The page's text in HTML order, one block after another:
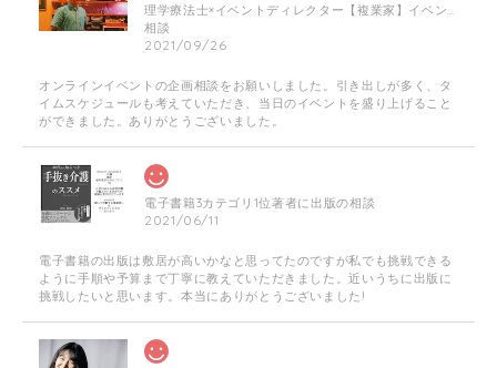
理学療法士×イベントディレクター【複業家】イベントの企画相談にのります！
相談
2021/09/26
オンラインイベントの企画相談をお願いしました。引き出しが多く、タ
イムスケジュールも考えていただき、当日のイベントを盛り上げること
ができました。ありがとうございました。
電子書籍3カテゴリ1位著者に出版の相談
2021/06/11
電子書籍の出版は敷居が高いかなと思ってたのですが私でも挑戦できる
ように手順や予算まで丁寧に教えていただきました。近いうちに出版に
挑戦したいと思います。本当にありがとうございました!